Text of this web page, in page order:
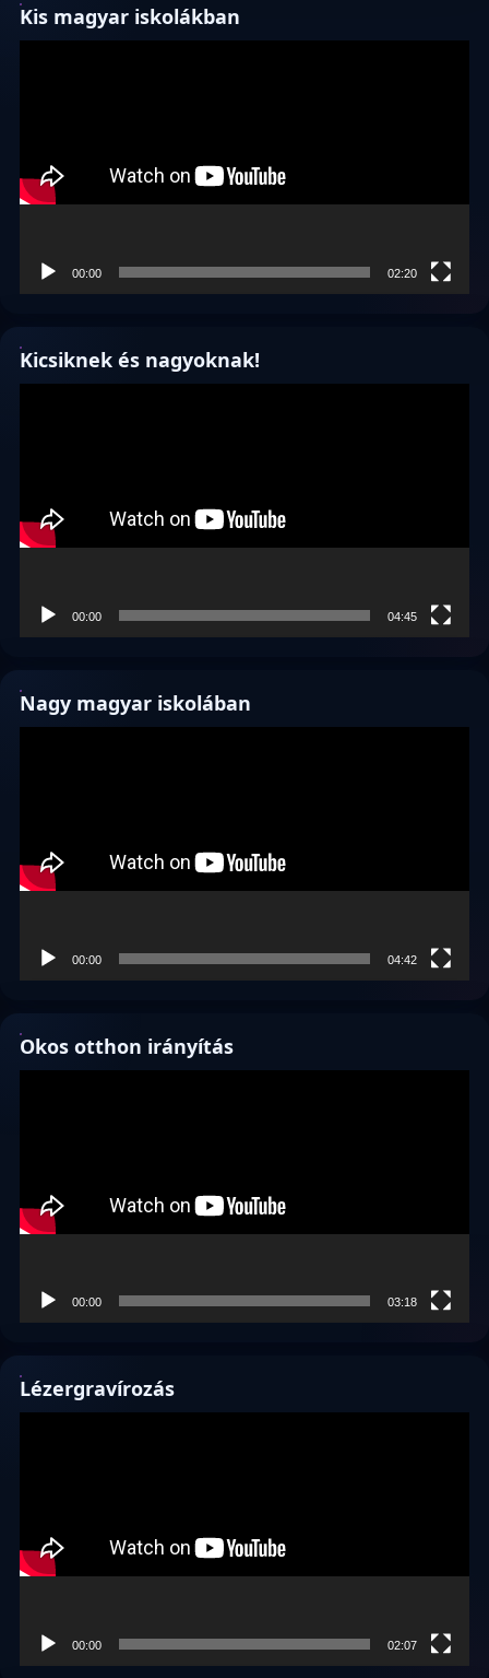
Kis magyar iskolákban
00:00 02:20
Kicsiknek és nagyoknak!
00:00 04:45
Nagy magyar iskolában
00:00 04:42
Okos otthon irányítás
00:00 03:18
Lézergravírozás
00:00 02:07